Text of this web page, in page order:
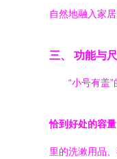
自然地融入家
三、 功能与
“小号有盖
恰到好处的容量
里的洗漱用品